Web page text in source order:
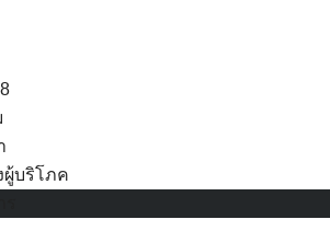
ผู้บริโภค
บัติงาน